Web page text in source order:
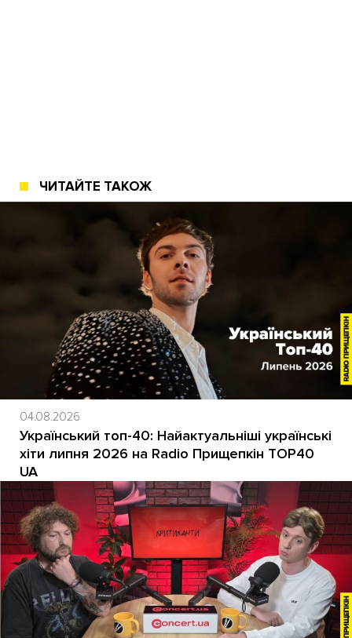
ЧИТАЙТЕ ТАКОЖ
04.08.2026
Український топ-40: Найактуальніші українські
хіти липня 2026 на Radio Прищепкін TOP40
UA